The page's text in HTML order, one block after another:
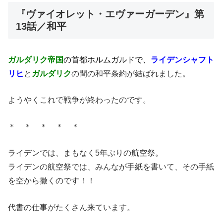
『ヴァイオレット・エヴァーガーデン』第
13話／和平
ガルダリク帝国の首都ホルムガルドで、 ライデンシャフト
リヒ と ガルダリクの間の和平条約が結ばれました。
ようやくこれで戦争が終わったのです。
＊ ＊ ＊ ＊ ＊
ライデンでは、まもなく5年ぶりの航空祭。
ライデンの航空祭では、みんなが手紙を書いて、その手紙
を空から撒くのです！！
代書の仕事がたくさん来ています。